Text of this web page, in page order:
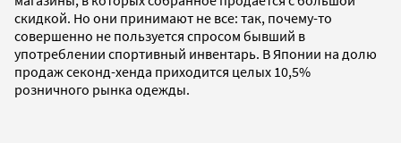
скидкой. Но они принимают не все: так, почему-то
совершенно не пользуется спросом бывший в
употреблении спортивный инвентарь. В Японии на долю
продаж секонд-хенда приходится целых 10,5%
розничного рынка одежды.